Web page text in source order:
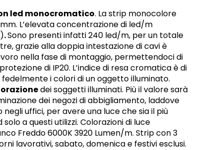
led monocromatico. La strip monocolore
L’elevata concentrazione di led/m
.Sono presenti infatti 240 led/m, per un totale
grazie alla doppia intestazione di cavi è
nella fase di montaggio, permettendoci di
di IP20. L’indice di resa cromatica è di
i colori di un oggetto illuminato.
dei soggetti illuminati. Più il valore sarà
dei negozi di abbigliamento, laddove
uffici, per avere una luce che sia il più
a questi utilizzi. Colorazioni di luce
Freddo 6000K 3920 Lumen/m. Strip con 3
lavorativi, sabato, domenica e festivi esclusi.